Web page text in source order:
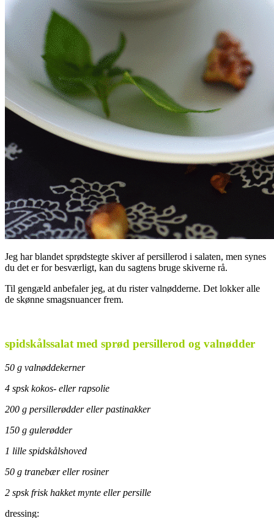
Jeg har blandet sprødstegte skiver af persillerod i salaten, men synes
du det er for besværligt, kan du sagtens bruge skiverne rå.
Til gengæld anbefaler jeg, at du rister valnødderne. Det lokker alle
de skønne smagsnuancer frem.
spidskålssalat med sprød persillerod og valnødder
50 g valnøddekerner
4 spsk kokos- eller rapsolie
200 g persillerødder eller pastinakker
150 g gulerødder
1 lille spidskålshoved
50 g tranebær eller rosiner
2 spsk frisk hakket mynte eller persille
dressing: